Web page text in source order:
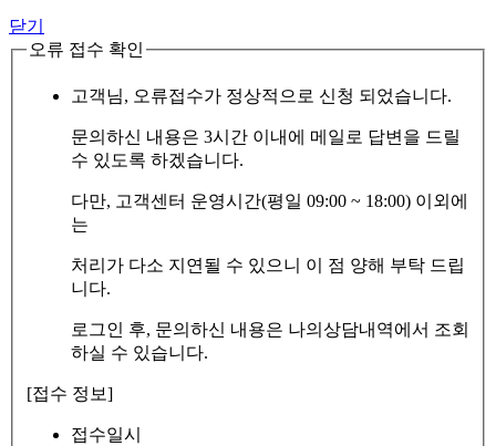
닫기
오류 접수 확인
고객님, 오류접수가 정상적으로 신청 되었습니다.
문의하신 내용은 3시간 이내에 메일로 답변을 드릴
수 있도록 하겠습니다.
다만, 고객센터 운영시간(평일 09:00 ~ 18:00) 이외에
는
처리가 다소 지연될 수 있으니 이 점 양해 부탁 드립
니다.
로그인 후, 문의하신 내용은 나의상담내역에서 조회
하실 수 있습니다.
[접수 정보]
접수일시